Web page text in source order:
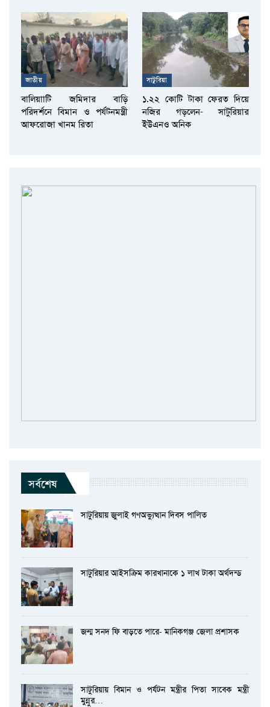
জাতীয়
বালিয়াাটি জমিদার বাড়ি
পরিদর্শনে বিমান ও পর্যটনমন্ত্রী
আফরোজা খানম রিতা
সাটুরিয়া
১.২২ কোটি টাকা ফেরত দিয়ে
নজির গড়লেন- সাটুরিয়ার
ইউএনও অনিক
সর্বশেষ
সাটুরিয়ায় জুলাই গণঅভ্যুত্থান দিবস পালিত
সাটুরিয়ার আইসক্রিম কারখানাকে ১ লাখ টাকা অর্থদন্ড
জন্ম সনদ ফি বাড়তে পারে- মানিকগঞ্জ জেলা প্রশাসক
সাটুরিয়ায় বিমান ও পর্যটন মন্ত্রীর পিতা সাবেক মন্ত্রী
মুন্নুর…